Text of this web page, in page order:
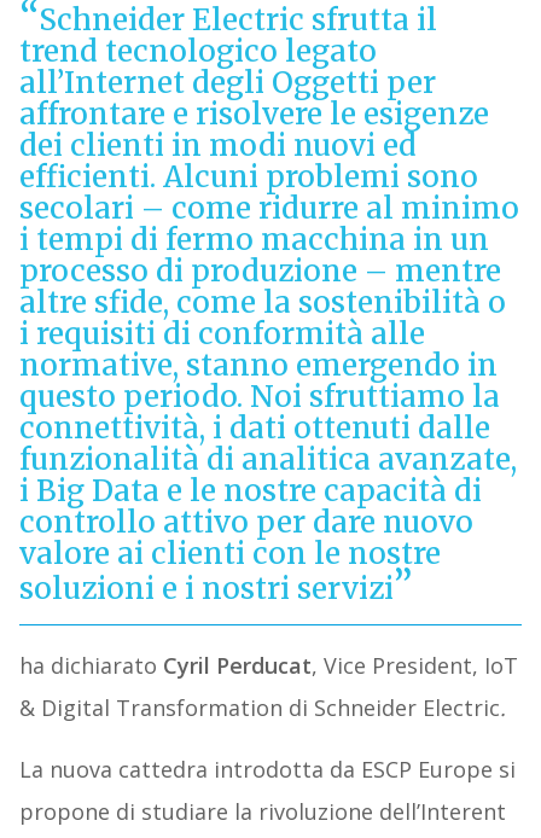
Schneider Electric sfrutta il
trend tecnologico legato
all’Internet degli Oggetti per
affrontare e risolvere le esigenze
dei clienti in modi nuovi ed
efficienti. Alcuni problemi sono
secolari – come ridurre al minimo
i tempi di fermo macchina in un
processo di produzione – mentre
altre sfide, come la sostenibilità o
i requisiti di conformità alle
normative, stanno emergendo in
questo periodo. Noi sfruttiamo la
connettività, i dati ottenuti dalle
funzionalità di analitica avanzate,
i Big Data e le nostre capacità di
controllo attivo per dare nuovo
valore ai clienti con le nostre
soluzioni e i nostri servizi
ha dichiarato Cyril Perducat, Vice President, IoT
& Digital Transformation di Schneider Electric.
La nuova cattedra introdotta da ESCP Europe si
propone di studiare la rivoluzione dell’Interent